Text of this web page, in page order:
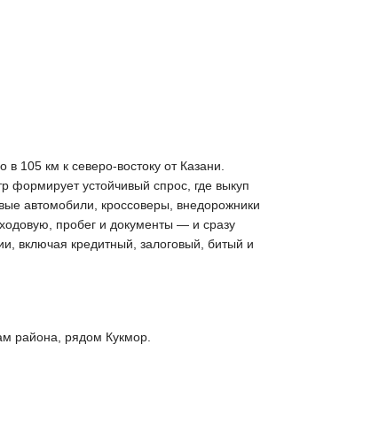
105 км к северо-востоку от Казани.
устойчивый спрос, где выкуп
автомобили, кроссоверы, внедорожники
пробег и документы — и сразу
включая кредитный, залоговый, битый и
района, рядом Кукмор.